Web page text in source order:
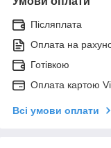
Післяплата
Оплата на
Готівкою
Оплата картою
Всі умови оплати